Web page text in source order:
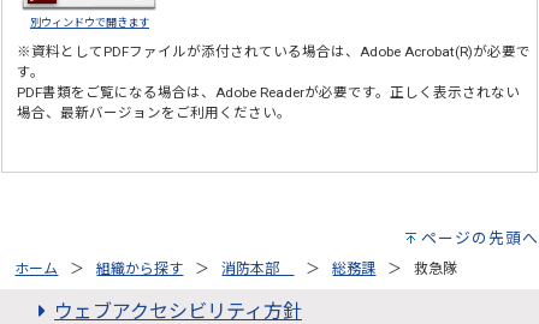
別ウィンドウで開きます
※資料としてPDFファイルが添付されている場合は、Adobe Acrobat(R)が必要で
す。
PDF書類をご覧になる場合は、Adobe Readerが必要です。正しく表示されない
場合、最新バージョンをご利用ください。
ページの先頭へ
ホーム 組織から探す 消防本部 総務課 救急隊
ウェブアクセシビリティ方針